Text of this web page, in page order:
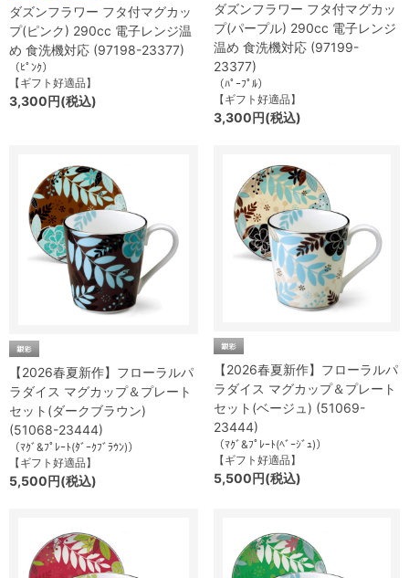
ダズンフラワー フタ付マグカッ
プ(ピンク) 290cc 電子レンジ温
め 食洗機対応 (97198-23377)
（ﾋﾟﾝｸ）
【ギフト好適品】
3,300円(税込)
ダズンフラワー フタ付マグカッ
プ(パープル) 290cc 電子レンジ
温め 食洗機対応 (97199-
23377)
（ﾊﾟｰﾌﾟﾙ）
【ギフト好適品】
3,300円(税込)
【2026春夏新作】フローラルパ
ラダイス マグカップ＆プレート
セット(ダークブラウン)
(51068-23444)
（ﾏｸﾞ&ﾌﾟﾚｰﾄ(ﾀﾞｰｸﾌﾞﾗｳﾝ)）
【ギフト好適品】
5,500円(税込)
【2026春夏新作】フローラルパ
ラダイス マグカップ＆プレート
セット(ベージュ) (51069-
23444)
（ﾏｸﾞ&ﾌﾟﾚｰﾄ(ﾍﾞｰｼﾞｭ)）
【ギフト好適品】
5,500円(税込)